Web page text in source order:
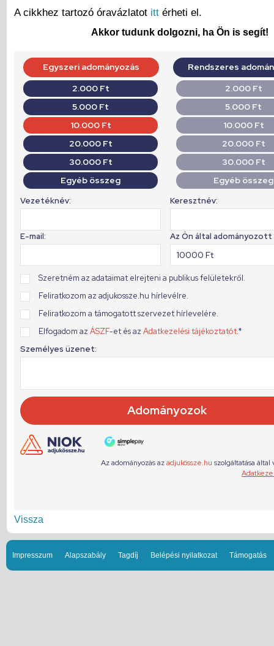
A cikkhez tartozó óravázlatot itt érheti el.
Akkor tudunk dolgozni, ha Ön is segít!
Vissza
Impresszum Alapszabály Tagdíj Belépési nyilatkozat Támogatás